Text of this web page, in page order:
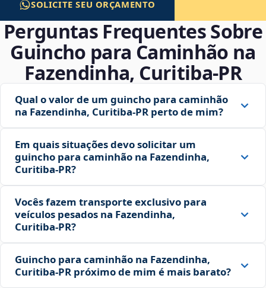
SOLICITE SEU ORÇAMENTO
Perguntas Frequentes Sobre
Guincho para Caminhão na
Fazendinha, Curitiba‑PR
Qual o valor de um guincho para caminhão
na Fazendinha, Curitiba‑PR perto de mim?
Em quais situações devo solicitar um
guincho para caminhão na Fazendinha,
Curitiba‑PR?
Vocês fazem transporte exclusivo para
veículos pesados na Fazendinha,
Curitiba‑PR?
Guincho para caminhão na Fazendinha,
Curitiba‑PR próximo de mim é mais barato?